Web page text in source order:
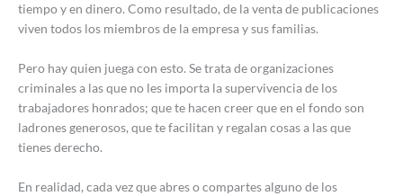
tiempo y en dinero. Como resultado, de la venta de publicaciones
viven todos los miembros de la empresa y sus familias.
Pero hay quien juega con esto. Se trata de organizaciones
criminales a las que no les importa la supervivencia de los
trabajadores honrados; que te hacen creer que en el fondo son
ladrones generosos, que te facilitan y regalan cosas a las que
tienes derecho.
En realidad, cada vez que abres o compartes alguno de los